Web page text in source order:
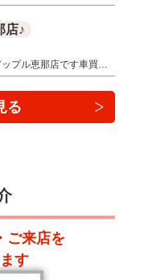
店♪
プル恵那店です車買…
る
ご来店を
す